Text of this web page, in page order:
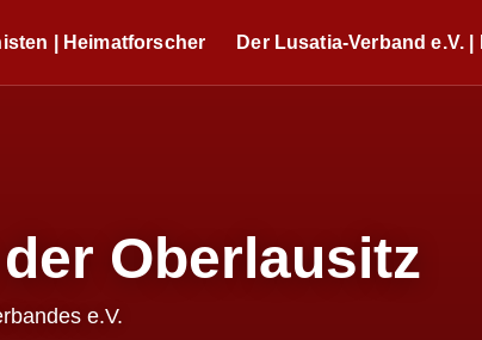
Oberlausitz
e.V.
| Heimatforscher Der Lusatia-Verband e.V.